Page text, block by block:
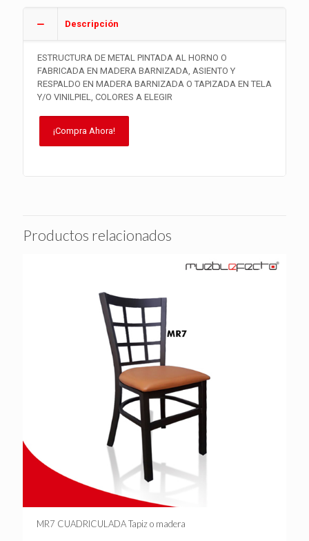
Descripción
ESTRUCTURA DE METAL PINTADA AL HORNO O
FABRICADA EN MADERA BARNIZADA, ASIENTO Y
RESPALDO EN MADERA BARNIZADA O TAPIZADA EN TELA
Y/O VINILPIEL, COLORES A ELEGIR
¡Compra Ahora!
Productos relacionados
MR7 CUADRICULADA Tapiz o madera